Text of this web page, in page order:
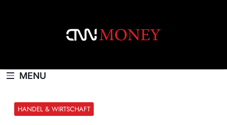
MENU
HANDEL & WIRTSCHAFT